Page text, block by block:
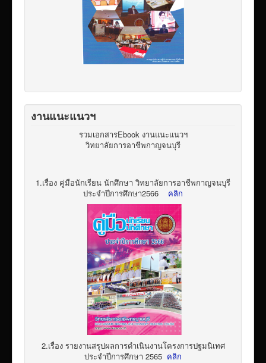
งานแนะแนวฯ
รวมเอกสารEbook งานแนะแนวฯ
วิทยาลัยการอาชีพกาญจนบุรี
1.เรื่อง คู่มือนักเรียน นักศึกษา วิทยาลัยการอาชีพกาญจนบุรี
ประจำปีการศึกษา2566
คลิก
2.เรื่อง รายงานสรุปผลการดำเนินงานโครงการปฐมนิเทศ
ประจำปีการศึกษา 2565 คลิก